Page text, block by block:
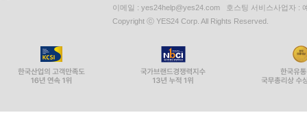
이메일 : yes24help@yes24.com 호스팅 서비스사업자 :
Copyright ⓒ YES24 Corp. All Rights Reserved.